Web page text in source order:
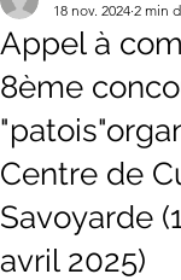
Appel à
8ème
Centre de
Savoyarde
avril 2025)
18 nov. 2024 2 min